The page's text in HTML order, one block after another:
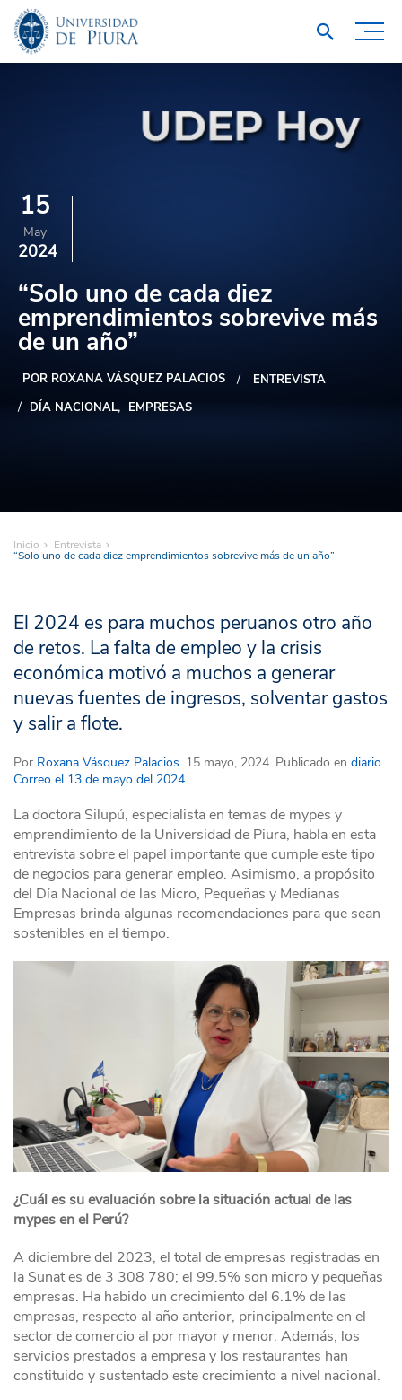
15
May
2024
“Solo uno de cada diez
emprendimientos sobrevive más
de un año”
POR ROXANA VÁSQUEZ PALACIOS
ENTREVISTA
DÍA NACIONAL
EMPRESAS
Inicio Entrevista
“Solo uno de cada diez emprendimientos sobrevive más de un año”
El 2024 es para muchos peruanos otro año
de retos. La falta de empleo y la crisis
económica motivó a muchos a generar
nuevas fuentes de ingresos, solventar gastos
y salir a flote.
Por Roxana Vásquez Palacios. 15 mayo, 2024. Publicado en diario
Correo el 13 de mayo del 2024
La doctora Silupú, especialista en temas de mypes y
emprendimiento de la Universidad de Piura, habla en esta
entrevista sobre el papel importante que cumple este tipo
de negocios para generar empleo. Asimismo, a propósito
del Día Nacional de las Micro, Pequeñas y Medianas
Empresas brinda algunas recomendaciones para que sean
sostenibles en el tiempo.
¿Cuál es su evaluación sobre la situación actual de las
mypes en el Perú?
A diciembre del 2023, el total de empresas registradas en
la Sunat es de 3 308 780; el 99.5% son micro y pequeñas
empresas. Ha habido un crecimiento del 6.1% de las
empresas, respecto al año anterior, principalmente en el
sector de comercio al por mayor y menor. Además, los
servicios prestados a empresa y los restaurantes han
constituido y sustentado este crecimiento a nivel nacional.